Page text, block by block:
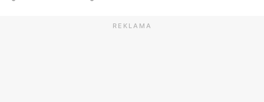
REKLAMA